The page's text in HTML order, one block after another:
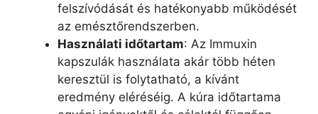
felszívódását és hatékonyabb működését
az emésztőrendszerben.
Használati időtartam: Az Immuxin
kapszulák használata akár több héten
keresztül is folytatható, a kívánt
eredmény eléréséig. A kúra időtartama